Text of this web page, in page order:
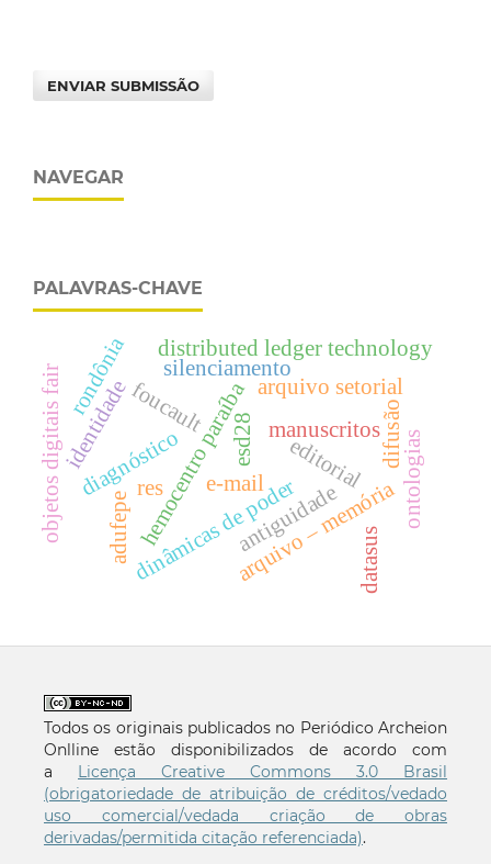
ENVIAR SUBMISSÃO
NAVEGAR
PALAVRAS-CHAVE
hemocentro paraíba editorial
manuscritos
silenciamento
dinâmicas de poder
foucault
arquivo – memória
antiguidade
distributed ledger technology
ontologias
arquivo setorial
diagnóstico
identidade difusão
e-mail
res
esd28
datasus
objetos digitais fairrondônia
adufepe
Todos os originais publicados no Periódico Archeion
Onlline estão disponibilizados de acordo com
a Licença Creative Commons 3.0 Brasil
(obrigatoriedade de atribuição de créditos/vedado
uso comercial/vedada criação de obras
derivadas/permitida citação referenciada).